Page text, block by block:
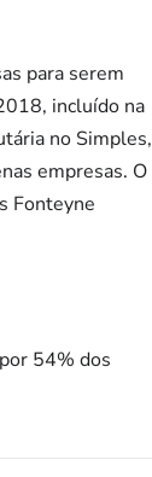
para serem
incluído na
no Simples,
empresas. O
Fonteyne
54% dos